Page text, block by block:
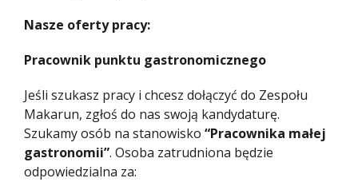
Nasze oferty pracy:
Pracownik punktu gastronomicznego
Jeśli szukasz pracy i chcesz dołączyć do Zespołu
Makarun, zgłoś do nas swoją kandydaturę.
Szukamy osób na stanowisko “Pracownika małej
gastronomii”. Osoba zatrudniona będzie
odpowiedzialna za: